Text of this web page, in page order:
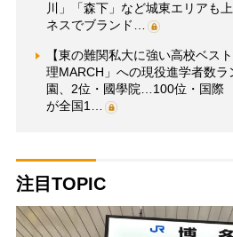
川」「森下」など城東エリアも
ネスでブランド…
【東の難関私大に強い高校ベス
理MARCH」への現役進学者数
園、2位・國學院…100位・国際
が全国1…
注目TOPIC